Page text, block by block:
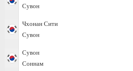
Сувон
Чхонан Сити
Сувон
Сувон
Соннам